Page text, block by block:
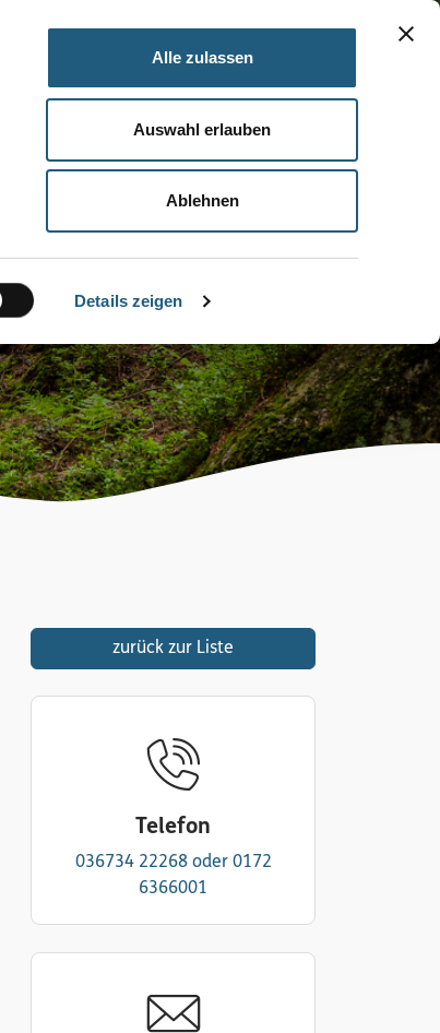
Details zeigen
Alle zulassen
Auswahl erlauben
Ablehnen
zurück zur Liste
Telefon
036734 22268 oder 0172
6366001